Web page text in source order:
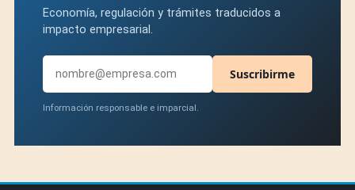
Economía, regulación y trámites traducidos a
impacto empresarial.
Suscribirme
Información responsable e imparcial.